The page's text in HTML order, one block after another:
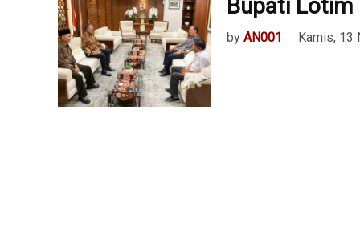
Bupati Lotim
by AN001 Kamis, 13